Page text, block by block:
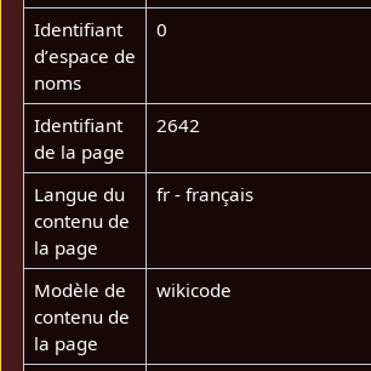
Identifiant
dʼespace de
noms
0
Identifiant
de la page
2642
Langue du
contenu de
la page
fr - français
Modèle de
contenu de
la page
wikicode